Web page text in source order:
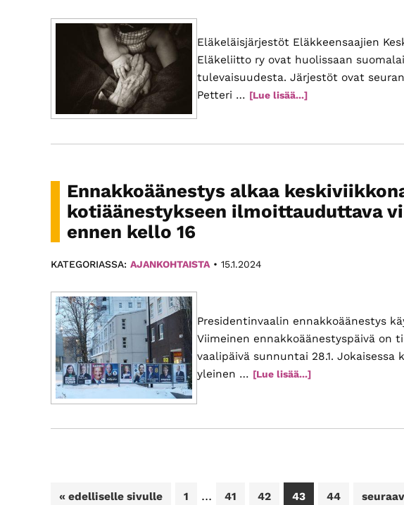
Eläkeläisjärjestöt Eläkkeensaajien
Eläkeliitto ry ovat huolissaan
tulevaisuudesta. Järjestöt ovat
Petteri … [Lue lisää...]tietoaKolmen
huolta
Ennakkoäänestys alkaa keskiviikkona
kotiäänestykseen ilmoittauduttava
ennen kello 16
KATEGORIASSA: AJANKOHTAISTA • 15.1.2024
Presidentinvaalin ennakkoäänestys
Viimeinen ennakkoäänestyspäivä on
vaalipäivä sunnuntai 28.1. Jokaisessa
yleinen … [Lue lisää...]
16.1.
ennen
« Siirry
edelliselle sivulle Sivu
1
Välisivut
… Sivu
41 Sivu
42 Sivu
43 Sivu
44 Siirry